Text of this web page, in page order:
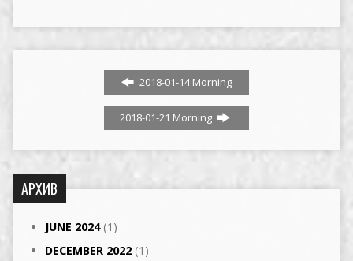
2018-01-14 Morning
2018-01-21 Morning
АРХИВ
JUNE 2024(1)
DECEMBER 2022 (1)